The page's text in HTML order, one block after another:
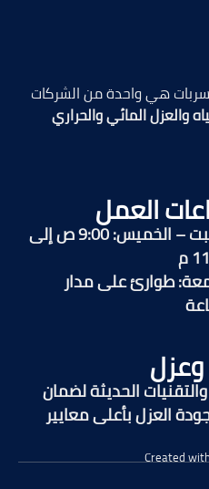
هي واحدة من الشركات
والعزل المائي والحراري
العمل
السبت – الخميس: 9:00 ص إلى
م
طوارئ على مدار
الحديثة لضمان
العزل بأعلى معايير